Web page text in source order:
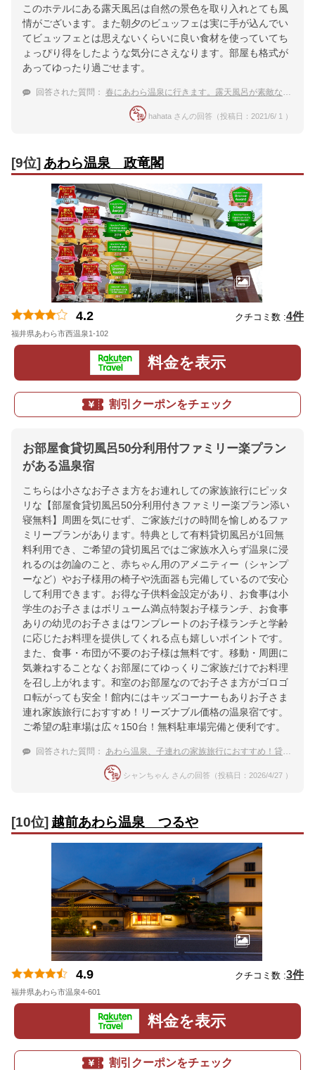
このホテルにある露天風呂は自然の景色を取り入れとても風
情がございます。また朝夕のビュッフェは実に手が込んでい
てビュッフェとは思えないくらいに良い食材を使っていてち
ょっぴり得をしたような気分にさえなります。部屋も格式が
あってゆったり過ごせます。
回答された質問： 春にあわら温泉に行きます。露天風呂が素敵なおすすめの宿を教えて下さい。
hahata さんの回答（投稿日：2021/6/ 1 ）
[9位] あわら温泉 政竜閣
4.2 クチコミ数 :4件
福井県あわら市西温泉1-102
料金を表示
割引クーポンをチェック
お部屋食貸切風呂50分利用付ファミリー楽プラン
がある温泉宿
こちらは小さなお子さま方をお連れしての家族旅行にピッタ
リな【部屋食貸切風呂50分利用付きファミリー楽プラン添い
寝無料】周囲を気にせず、ご家族だけの時間を愉しめるファ
ミリープランがあります。特典として有料貸切風呂が1回無
料利用でき、ご希望の貸切風呂ではご家族水入らず温泉に浸
れるのは勿論のこと、赤ちゃん用のアメニティー（シャンプ
ーなど）やお子様用の椅子や洗面器も完備しているので安心
して利用できます。お得な子供料金設定があり、お食事は小
学生のお子さまはボリューム満点特製お子様ランチ、お食事
ありの幼児のお子さまはワンプレートのお子様ランチと学齢
に応じたお料理を提供してくれる点も嬉しいポイントです。
また、食事・布団が不要のお子様は無料です。移動・周囲に
気兼ねすることなくお部屋にてゆっくりご家族だけでお料理
を召し上がれます。和室のお部屋なのでお子さま方がゴロゴ
ロ転がっても安全！館内にはキッズコーナーもありお子さま
連れ家族旅行におすすめ！リーズナブル価格の温泉宿です。
ご希望の駐車場は広々150台！無料駐車場完備と便利です。
回答された質問： あわら温泉、子連れの家族旅行におすすめ！貸切風呂がある温泉宿ランキング
シャンちゃん さんの回答（投稿日：2026/4/27 ）
[10位] 越前あわら温泉 つるや
4.9 クチコミ数 :3件
福井県あわら市温泉4-601
料金を表示
割引クーポンをチェック